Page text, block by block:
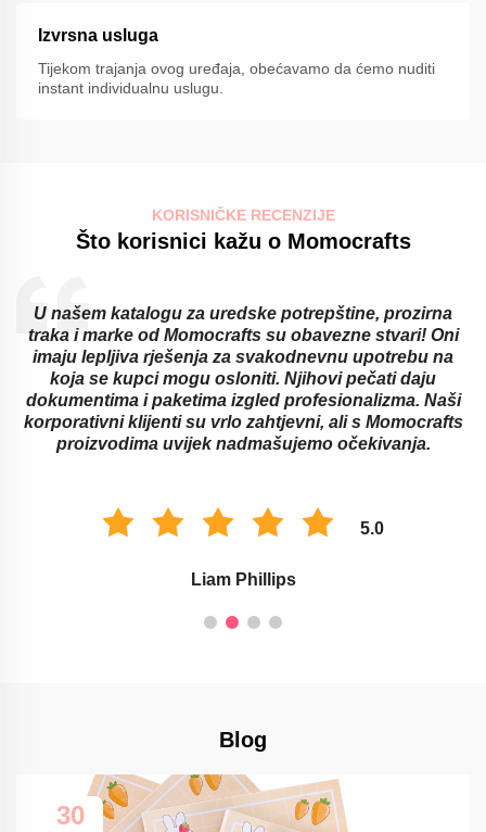
Izvrsna usluga
Tijekom trajanja ovog uređaja, obećavamo da ćemo nuditi
instant individualnu uslugu.
KORISNIČKE RECENZIJE
Što korisnici kažu o Momocrafts
U našem katalogu za uredske potrepštine, prozirna
traka i marke od Momocrafts su obavezne stvari! Oni
imaju lepljiva rješenja za svakodnevnu upotrebu na
koja se kupci mogu osloniti. Njihovi pečati daju
dokumentima i paketima izgled profesionalizma. Naši
korporativni klijenti su vrlo zahtjevni, ali s Momocrafts
proizvodima uvijek nadmašujemo očekivanja.
5.0
Liam Phillips
Blog
30